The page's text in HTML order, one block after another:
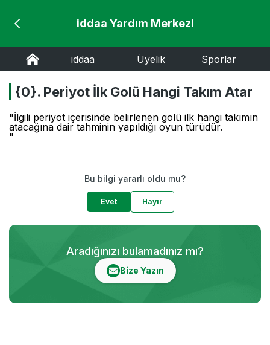
iddaa Yardım Merkezi
iddaa Üyelik Sporlar
{0}. Periyot İlk Golü Hangi Takım Atar
"İlgili periyot içerisinde belirlenen golü ilk hangi takımın
atacağına dair tahminin yapıldığı oyun türüdür.
"
Bu bilgi yararlı oldu mu?
Evet Hayır
Aradığınızı bulamadınız mı?
Bize Yazın